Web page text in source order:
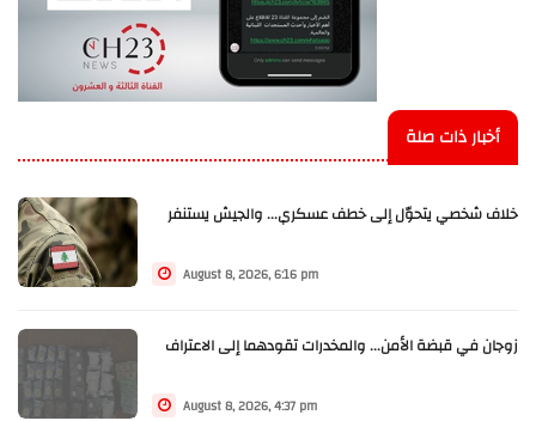
أخبار ذات صلة
خلاف شخصي يتحوّل إلى خطف عسكري... والجيش يستنفر
August 8, 2026, 6:16 pm
زوجان في قبضة الأمن... والمخدرات تقودهما إلى الاعتراف
August 8, 2026, 4:37 pm